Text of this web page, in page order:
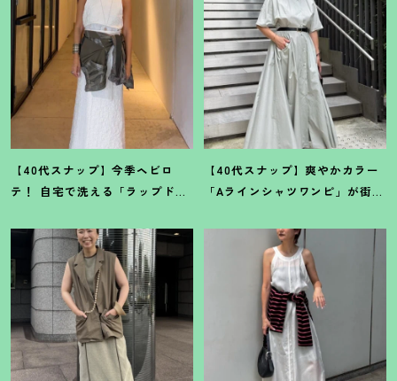
【40代スナップ】今季ヘビロ
テ ！
自宅で洗える「ラップドレ
乃婦さん
【40代スナップ】爽やかカラー
「Aラインシャツワンピ」が街で
さん